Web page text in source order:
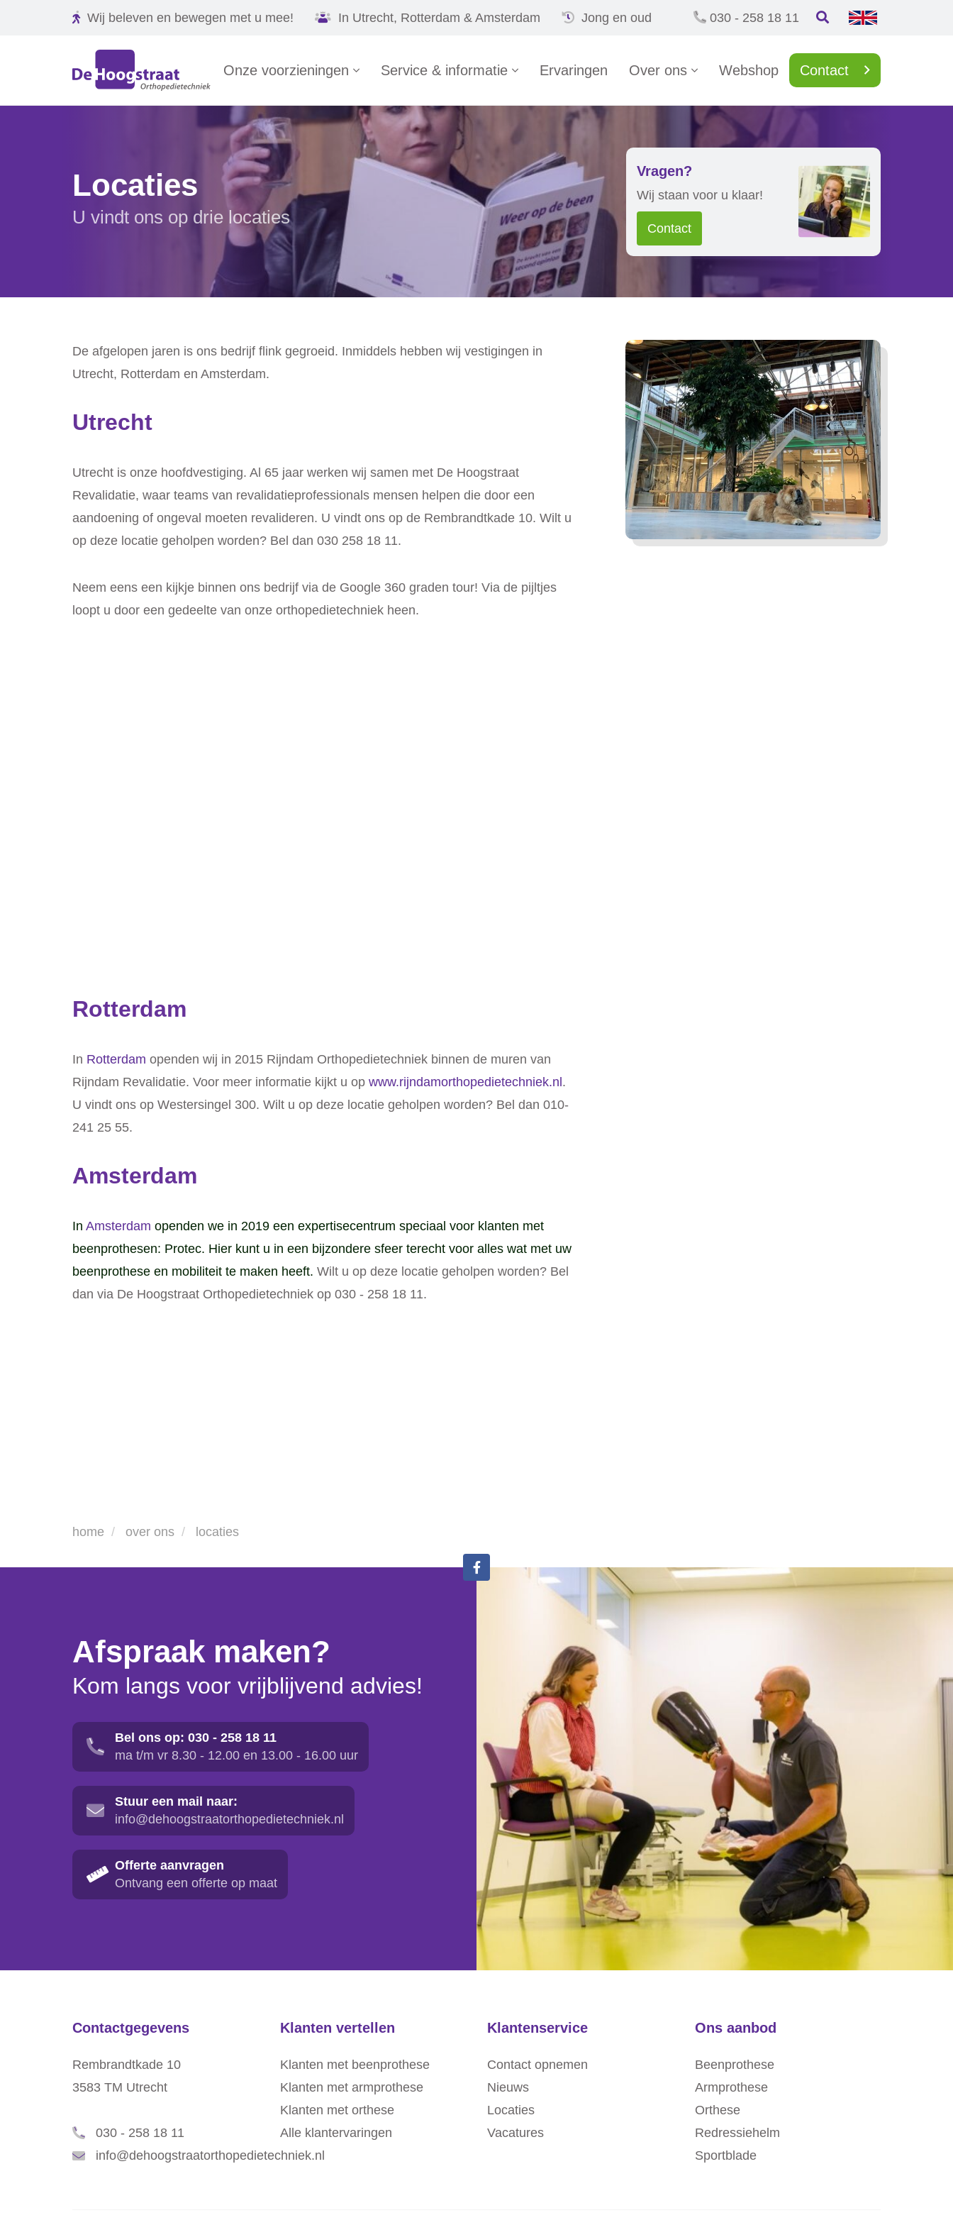
Locaties
U vindt ons op drie locaties
Vragen?
Wij staan voor u klaar!
Contact
De afgelopen jaren is ons bedrijf flink gegroeid. Inmiddels hebben wij vestigingen in
Utrecht, Rotterdam en Amsterdam.
Utrecht
Utrecht is onze hoofdvestiging. Al 65 jaar werken wij samen met De Hoogstraat
Revalidatie, waar teams van revalidatieprofessionals mensen helpen die door een
aandoening of ongeval moeten revalideren. U vindt ons op de Rembrandtkade 10. Wilt u
op deze locatie geholpen worden? Bel dan 030 258 18 11.
Neem eens een kijkje binnen ons bedrijf via de Google 360 graden tour! Via de pijltjes
loopt u door een gedeelte van onze orthopedietechniek heen.
Rotterdam
In Rotterdam openden wij in 2015 Rijndam Orthopedietechniek binnen de muren van
Rijndam Revalidatie. Voor meer informatie kijkt u op www.rijndamorthopedietechniek.nl .
U vindt ons op Westersingel 300. Wilt u op deze locatie geholpen worden? Bel dan 010-
241 25 55.
Amsterdam
In Amsterdam openden we in 2019 een expertisecentrum speciaal voor klanten met
beenprothesen: Protec. Hier kunt u in een bijzondere sfeer terecht voor alles wat met uw
beenprothese en mobiliteit te maken heeft. Wilt u op deze locatie geholpen worden? Bel
dan via De Hoogstraat Orthopedietechniek op 030 - 258 18 11.
home over ons locaties
Wij beleven en bewegen met u mee! In Utrecht, Rotterdam & Amsterdam Jong en oud 030 - 258 18 11
Onze voorzieningen Service & informatie Ervaringen Over ons Webshop Contact
Afspraak maken?
Kom langs voor vrijblijvend advies!
Bel ons op: 030 - 258 18 11
ma t/m vr 8.30 - 12.00 en 13.00 - 16.00 uur
Stuur een mail naar:
info@dehoogstraatorthopedietechniek.nl
Offerte aanvragen
Ontvang een offerte op maat
Contactgegevens
Rembrandtkade 10
3583 TM Utrecht
030 - 258 18 11
info@dehoogstraatorthopedietechniek.nl
Klanten vertellen
Klanten met beenprothese
Klanten met armprothese
Klanten met orthese
Alle klantervaringen
Klantenservice
Contact opnemen
Nieuws
Locaties
Vacatures
Ons aanbod
Beenprothese
Armprothese
Orthese
Redressiehelm
Sportblade